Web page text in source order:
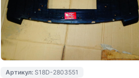
Артикул: S18D-2803551